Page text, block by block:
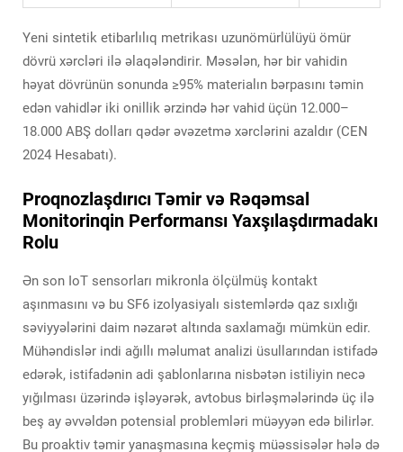
Yeni sintetik etibarlılıq metrikası uzunömürlülüyü ömür
dövrü xərcləri ilə əlaqələndirir. Məsələn, hər bir vahidin
həyat dövrünün sonunda ≥95% materialın bərpasını təmin
edən vahidlər iki onillik ərzində hər vahid üçün 12.000–
18.000 ABŞ dolları qədər əvəzetmə xərclərini azaldır (CEN
2024 Hesabatı).
Proqnozlaşdırıcı Təmir və Rəqəmsal
Monitorinqin Performansı Yaxşılaşdırmadakı
Rolu
Ən son IoT sensorları mikronla ölçülmüş kontakt
aşınmasını və bu SF6 izolyasiyalı sistemlərdə qaz sıxlığı
səviyyələrini daim nəzarət altında saxlamağı mümkün edir.
Mühəndislər indi ağıllı məlumat analizi üsullarından istifadə
edərək, istifadənin adi şablonlarına nisbətən istiliyin necə
yığılması üzərində işləyərək, avtobus birləşmələrində üç ilə
beş ay əvvəldən potensial problemləri müəyyən edə bilirlər.
Bu proaktiv təmir yanaşmasına keçmiş müəssisələr hələ də